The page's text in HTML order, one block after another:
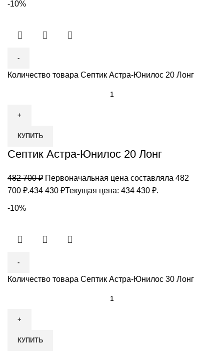
-10%
Количество товара Септик Астра-Юнилос 20 Лонг
КУПИТЬ
Септик Астра-Юнилос 20 Лонг
482 700₽ Первоначальная цена составляла 482
700 ₽.434 430 ₽Текущая цена: 434 430 ₽.
-10%
Количество товара Септик Астра-Юнилос 30 Лонг
КУПИТЬ